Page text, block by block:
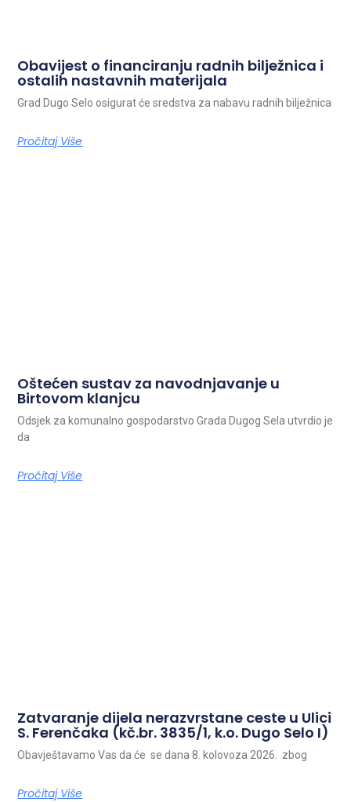
Obavijest o financiranju radnih bilježnica i
ostalih nastavnih materijala
Grad Dugo Selo osigurat će sredstva za nabavu radnih bilježnica
Pročitaj Više
Oštećen sustav za navodnjavanje u
Birtovom klanjcu
Odsjek za komunalno gospodarstvo Grada Dugog Sela utvrdio je
da
Pročitaj Više
Zatvaranje dijela nerazvrstane ceste u Ulici
S. Ferenčaka (kč.br. 3835/1, k.o. Dugo Selo I)
Obavještavamo Vas da će se dana 8. kolovoza 2026. zbog
Pročitaj Više